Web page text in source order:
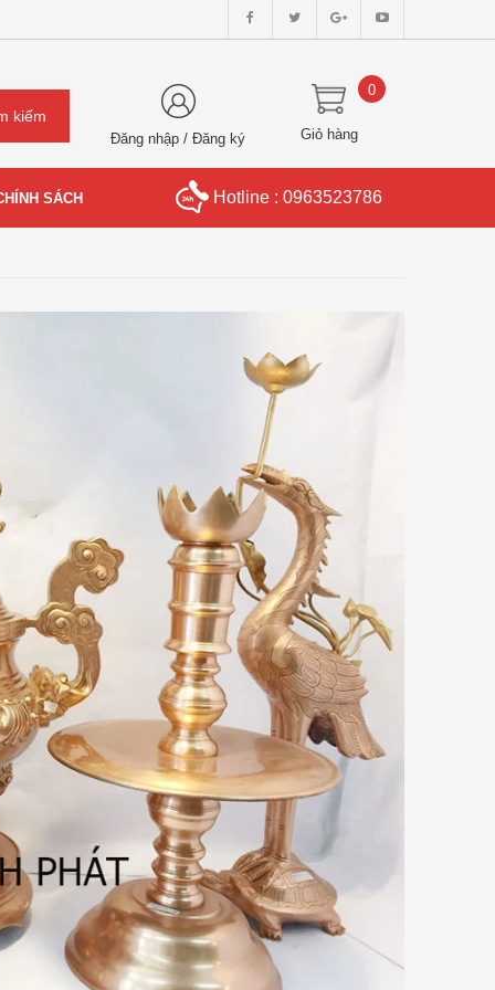
Đăng nhập /Đăng ký Giỏ hàng
0
SÁCH Hotline : 0963523786
Giải thích về ưu điểm của đồng Catut
so với các loại đồng khác
Đồ Đồng Thành Phát
06/ 04/ 2026
Đồng Catut là gì? Đồng Catut thực
chất là loại đồng vàng chất lượng
cao, thường được lấy từ vỏ đạn